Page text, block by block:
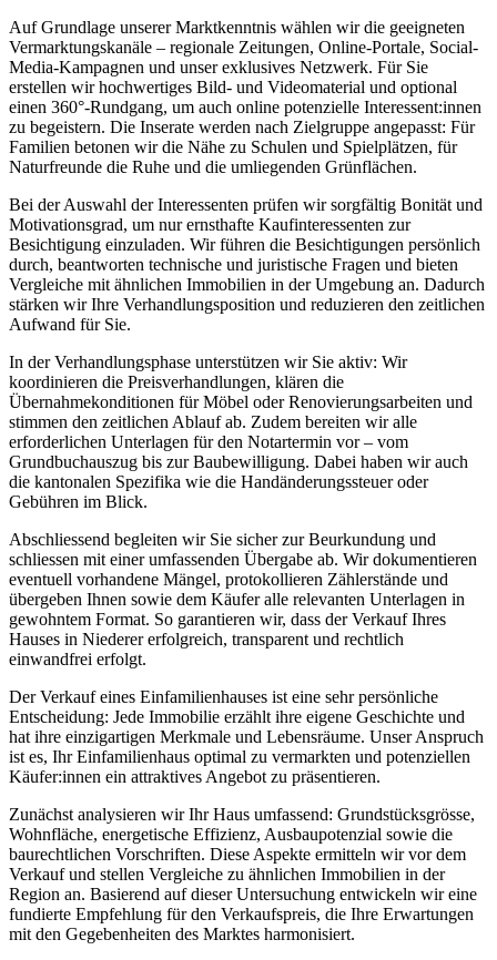
Auf Grundlage unserer Marktkenntnis wählen wir die geeigneten
Vermarktungskanäle – regionale Zeitungen, Online-Portale, Social-
Media-Kampagnen und unser exklusives Netzwerk. Für Sie
erstellen wir hochwertiges Bild- und Videomaterial und optional
einen 360°-Rundgang, um auch online potenzielle Interessent:innen
zu begeistern. Die Inserate werden nach Zielgruppe angepasst: Für
Familien betonen wir die Nähe zu Schulen und Spielplätzen, für
Naturfreunde die Ruhe und die umliegenden Grünflächen.
Bei der Auswahl der Interessenten prüfen wir sorgfältig Bonität und
Motivationsgrad, um nur ernsthafte Kaufinteressenten zur
Besichtigung einzuladen. Wir führen die Besichtigungen persönlich
durch, beantworten technische und juristische Fragen und bieten
Vergleiche mit ähnlichen Immobilien in der Umgebung an. Dadurch
stärken wir Ihre Verhandlungsposition und reduzieren den zeitlichen
Aufwand für Sie.
In der Verhandlungsphase unterstützen wir Sie aktiv: Wir
koordinieren die Preisverhandlungen, klären die
Übernahmekonditionen für Möbel oder Renovierungsarbeiten und
stimmen den zeitlichen Ablauf ab. Zudem bereiten wir alle
erforderlichen Unterlagen für den Notartermin vor – vom
Grundbuchauszug bis zur Baubewilligung. Dabei haben wir auch
die kantonalen Spezifika wie die Handänderungssteuer oder
Gebühren im Blick.
Abschliessend begleiten wir Sie sicher zur Beurkundung und
schliessen mit einer umfassenden Übergabe ab. Wir dokumentieren
eventuell vorhandene Mängel, protokollieren Zählerstände und
übergeben Ihnen sowie dem Käufer alle relevanten Unterlagen in
gewohntem Format. So garantieren wir, dass der Verkauf Ihres
Hauses in Niederer erfolgreich, transparent und rechtlich
einwandfrei erfolgt.
Der Verkauf eines Einfamilienhauses ist eine sehr persönliche
Entscheidung: Jede Immobilie erzählt ihre eigene Geschichte und
hat ihre einzigartigen Merkmale und Lebensräume. Unser Anspruch
ist es, Ihr Einfamilienhaus optimal zu vermarkten und potenziellen
Käufer:innen ein attraktives Angebot zu präsentieren.
Zunächst analysieren wir Ihr Haus umfassend: Grundstücksgrösse,
Wohnfläche, energetische Effizienz, Ausbaupotenzial sowie die
baurechtlichen Vorschriften. Diese Aspekte ermitteln wir vor dem
Verkauf und stellen Vergleiche zu ähnlichen Immobilien in der
Region an. Basierend auf dieser Untersuchung entwickeln wir eine
fundierte Empfehlung für den Verkaufspreis, die Ihre Erwartungen
mit den Gegebenheiten des Marktes harmonisiert.